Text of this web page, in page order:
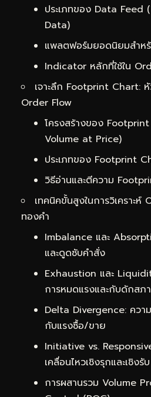
ประเภทของ Data Feed
Data)
แพลตฟอร์มยอดนิยมสำห
Indicator หลักที่ใช้ใน
เจาะลึก Footprint Chart:
Order Flow
โครงสร้างของ
Volume at Price)
ประเภทของ Footprint
วิธีอ่านและตีความ
เทคนิคขั้นสูงในการวิเคราะห์
ทองคำ
Imbalance และ
และดูดซับคำสั่ง
Exhaustion และ
การหมดแรงและกับดักสภ
Delta Divergence: ควา
กับแรงซื้อ/ขาย
Initiative vs.
เคลื่อนไหวเชิงรุกและเชิงรับ
การผสานรวม Volume